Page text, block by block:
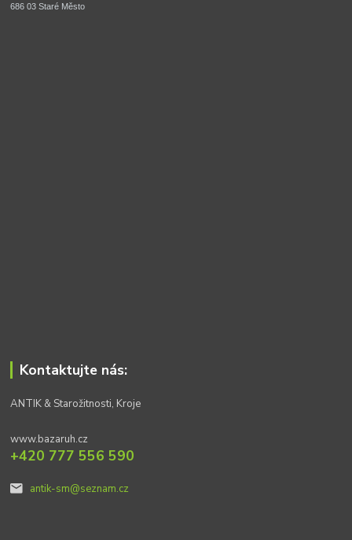
686 03 Staré Město
Kontaktujte nás:
ANTIK & Starožitnosti, Kroje
www.bazaruh.cz
+420 777 556 590
antik-sm@seznam.cz